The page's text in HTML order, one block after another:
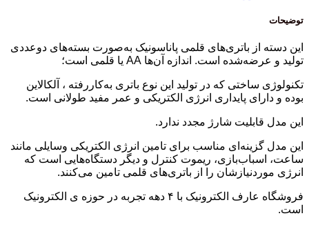
توضیحات
این دسته از باتری‌های قلمی پاناسونیک به‌صورت بسته‌های دوعددی
تولید و عرضه‌شده است. اندازه آن‌ها AA یا قلمی است؛
تکنولوژی ساختی که در تولید این نوع باتری به‌کاررفته ، آلکالاین
بوده و دارای پایداری انرژی الکتریکی و عمر مفید طولانی است.
این مدل قابلیت شارژ مجدد ندارد.
این مدل گزینه‌ای مناسب برای تامین انرژی الکتریکی وسایلی مانند
ساعت، اسباب‌بازی، ریموت کنترل و دیگر دستگاه‌هایی است که
انرژی موردنیازشان را از باتری‌های قلمی تامین می‌کنند.
فروشگاه عارف الکترونیک با ۴ دهه تجربه در حوزه ی الکترونیک
است.